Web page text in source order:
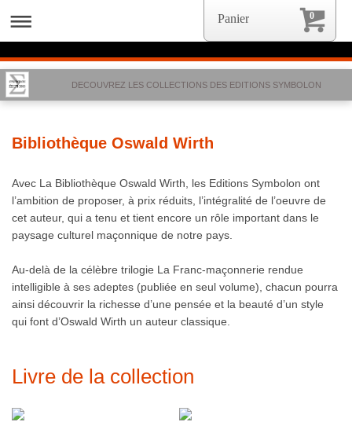
DECOUVREZ LES COLLECTIONS DES EDITIONS SYMBOLON
Bibliothèque Oswald Wirth
Avec La Bibliothèque Oswald Wirth, les Editions Symbolon ont
l’ambition de proposer, à prix réduits, l’intégralité de l’oeuvre de
cet auteur, qui a tenu et tient encore un rôle important dans le
paysage culturel maçonnique de notre pays.
Au-delà de la célèbre trilogie La Franc-maçonnerie rendue
intelligible à ses adeptes (publiée en seul volume), chacun pourra
ainsi découvrir la richesse d’une pensée et la beauté d’un style
qui font d’Oswald Wirth un auteur classique.
Livre de la collection
0
Panier